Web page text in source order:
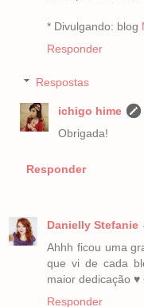
* Divulgando: blog
Responder
Respostas
ichigo hime
Obrigada!
Responder
Danielly Stefanie
Ahhh ficou uma
que vi de cada
maior dedicação
Responder